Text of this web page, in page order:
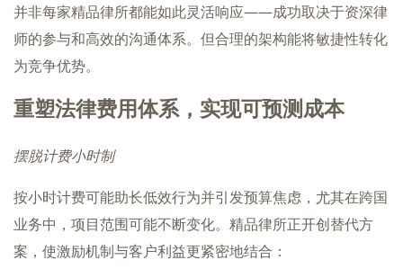
并非每家精品律所都能如此灵活响应——成功取决于资深律
师的参与和高效的沟通体系。但合理的架构能将敏捷性转化
为竞争优势。
重塑法律费用体系，实现可预测成本
摆脱计费小时制
按小时计费可能助长低效行为并引发预算焦虑，尤其在跨国
业务中，项目范围可能不断变化。精品律所正开创替代方
案，使激励机制与客户利益更紧密地结合：